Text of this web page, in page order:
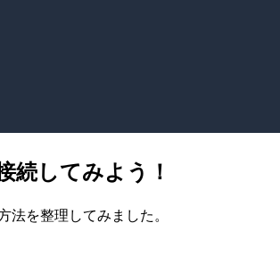
続してみよう！
を整理してみました。